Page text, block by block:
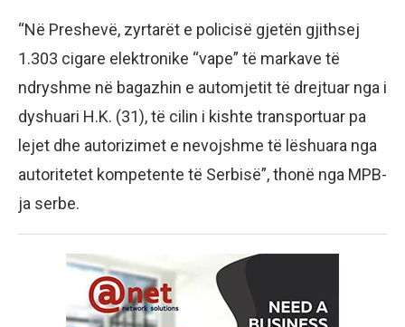
“Në Preshevë, zyrtarët e policisë gjetën gjithsej
1.303 cigare elektronike “vape” të markave të
ndryshme në bagazhin e automjetit të drejtuar nga i
dyshuari H.K. (31), të cilin i kishte transportuar pa
lejet dhe autorizimet e nevojshme të lëshuara nga
autoritetet kompetente të Serbisë”, thonë nga MPB-
ja serbe.